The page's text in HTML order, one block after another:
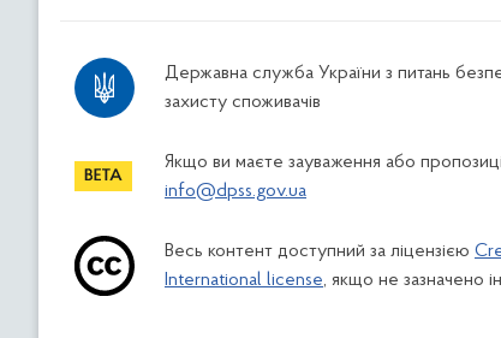
Державна служба України з питань
захисту споживачів
Якщо ви маєте зауваження або
info@dpss.gov.ua
Весь контент доступний за ліцензією
International license, якщо не зазначено